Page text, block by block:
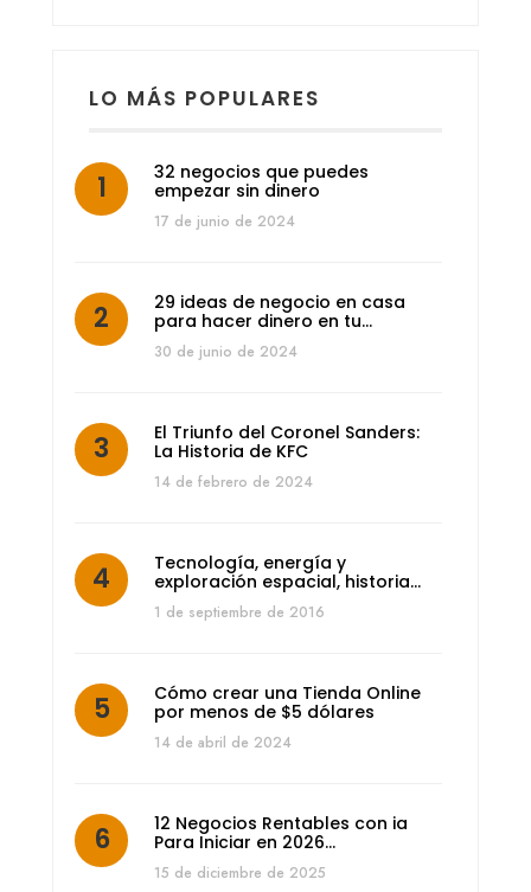
LO MÁS POPULARES
32 negocios que puedes
empezar sin dinero
17 de junio de 2024
29 ideas de negocio en casa
para hacer dinero en tu…
30 de junio de 2024
El Triunfo del Coronel Sanders:
La Historia de KFC
14 de febrero de 2024
Tecnología, energía y
exploración espacial, historia…
1 de septiembre de 2016
Cómo crear una Tienda Online
por menos de $5 dólares
14 de abril de 2024
12 Negocios Rentables con ia
Para Iniciar en 2026…
15 de diciembre de 2025